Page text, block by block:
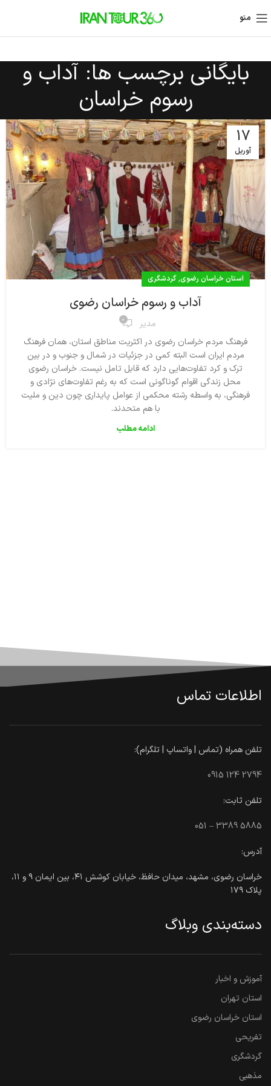
منو
بایگانی برچسب ها: آداب و
رسوم خراسان
17
آوریل
استان خراسان رضوی,گردشگری
آداب و رسوم خراسان رضوی
مدیر 0
فرهنگ مردم خراسان رضوی در اکثریت مناطق استان، همان فرهنگ
مردم ایران است البته کمی در جزئیات در شمال و جنوب و در بین
ترک و کرد تفاوت‌هایی دارد که قابل تامل نیست. خراسان رضوی
محل زندگی اقوام گوناگونی است كه به رغم تفاوت‌های نژادی و
فرهنگی، به واسطه رشته محكمی از عوامل پایداری چون دین و ملیت
با هم متحدند.
ادامه مطلب
اطلاعات تماس
تلفن همراه (تماس | واتساپ | تلگرام):
0915 124 2794
تلفن ثابت:
051 – 3389 5885
آدرس:
خراسان رضوی، مشهد، میدان حافظ، خیابان کوشش ۴۱، بین ایمان ۹ و ۱۱،
پلاک ۱۷۹
دسته‌بندی وبلاگ
آموزش و اخبار
استان تهران
استان خراسان رضوی
تفریحی
گردشگری
مذهبی